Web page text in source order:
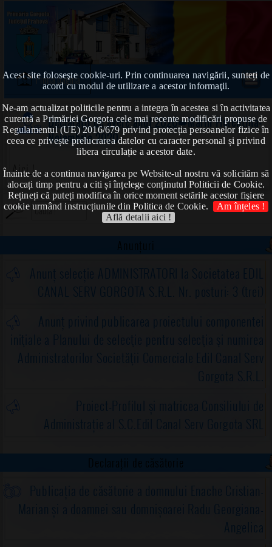
Acest site foloseşte cookie-uri. Prin continuarea navigării, sunteți de
acord cu modul de utilizare a acestor informaţii.
Ne-am actualizat politicile pentru a integra în acestea si în activitatea
curentă a Primăriei Gorgota cele mai recente modificări propuse de
Regulamentul (UE) 2016/679 privind protecția persoanelor fizice în
ceea ce privește prelucrarea datelor cu caracter personal și privind
libera circulație a acestor date.
Înainte de a continua navigarea pe Website-ul nostru vă solicităm să
alocați timp pentru a citi și înțelege conținutul Politicii de Cookie.
Rețineți că puteți modifica în orice moment setările acestor fişiere
cookie urmând instrucțiunile din Politica de Cookie.
Am înțeles !
Află detalii aici !
Prima pagină
Declarații de avere anul 2020➠Marin Florentina-
Noiembrie 2020
Aici !
Anunțuri
Anunț selecție ADMINISTRATORI la Societatea EDIL
CANAL SERV GORGOTA S.R.L. Nr. posturi: 3 (trei)
Anunț privind publicarea proiectului componentei
iniţiale a Planului de selecţie pentru selecţia şi numirea
Administratorilor Societăţii Comerciale Edil Canal Serv
Gorgota S.R.L.
Proiect-Profilul și matricea Consiliului de
Administrație al S.C.Edil Canal Serv Gorgota SRL
Declarații de căsătorie
Publicația de căsătorie a domnului Enache Cristian-
Marian și a doamnei sau domnișoarei Radu Georgiana-
Angelica